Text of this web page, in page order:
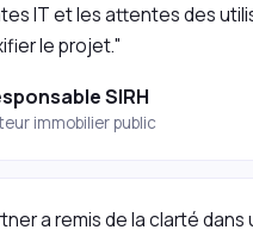
IT et les attentes des
le projet."
SIRH
immobilier public
a remis de la clarté dans